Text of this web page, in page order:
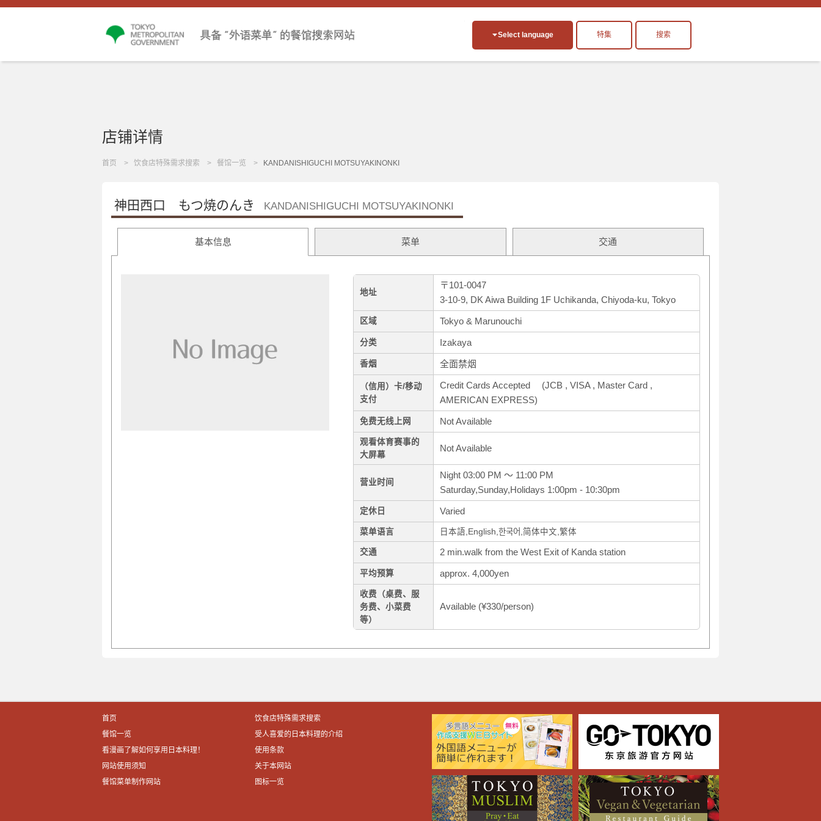
Select language 特集 搜索
店铺详情
首页 饮食店特殊需求搜索 餐馆一览 KANDANISHIGUCHI MOTSUYAKINONKI
神田西口 もつ焼のんき KANDANISHIGUCHI MOTSUYAKINONKI
基本信息 菜单 交通
地址
〒101-0047
3-10-9, DK Aiwa Building 1F Uchikanda, Chiyoda-ku, Tokyo
区域 Tokyo & Marunouchi
分类 Izakaya
香烟 全面禁烟
（信用）卡/移动
支付
Credit Cards Accepted (JCB , VISA , Master Card ,
AMERICAN EXPRESS)
免费无线上网 Not Available
观看体育赛事的
大屏幕
Not Available
营业时间
Night 03:00 PM ～ 11:00 PM
Saturday,Sunday,Holidays 1:00pm - 10:30pm
定休日 Varied
菜单语言 日本語,English,한국어,简体中文,繁体
交通 2 min.walk from the West Exit of Kanda station
平均预算 approx. 4,000yen
收费（桌费、服
务费、小菜费
等）
Available (¥330/person)
首页
饮食店特殊需求搜索
餐馆一览
受人喜爱的日本料理的介绍
看漫画了解如何享用日本料理！
使用条款
网站使用须知
关于本网站
餐馆菜单制作网站
图标一览